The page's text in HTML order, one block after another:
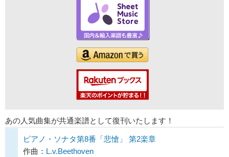
あの人気曲集が共通楽譜として復刊いたします！
ピアノ・ソナタ第8番「悲愴」 第2楽章
作曲： L.v.Beethoven